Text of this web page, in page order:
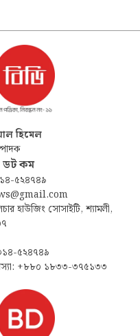
হিমেল
ডট কম
৫২৪৭৪৯
হাউজিং সোসাইটি, শ্যামলী,
৫২৪৭৪৯
+৮৮০ ১৮৩৩-৩৭৫১৩৩